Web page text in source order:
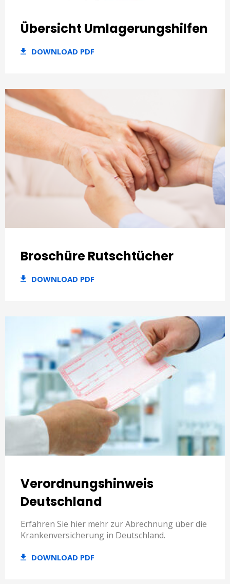
Übersicht Umlagerungshilfen
DOWNLOAD PDF
Broschüre Rutschtücher
DOWNLOAD PDF
Verordnungshinweis
Deutschland
Erfahren Sie hier mehr zur Abrechnung über die
Krankenversicherung in Deutschland.
DOWNLOAD PDF